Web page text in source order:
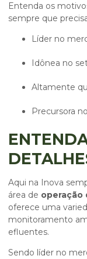
Entenda os
sempre que
líder no
idônea no
altamente
precursora
Aqui na Inova
área de operação
oferece uma
monitoramento
efluentes.
Sendo líder no